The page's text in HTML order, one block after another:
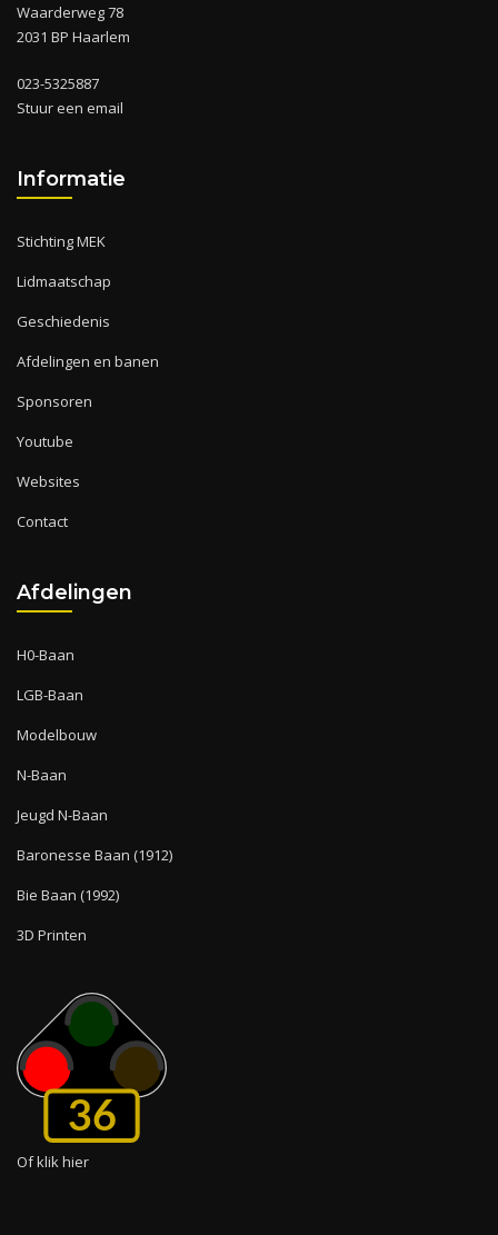
Waarderweg 78
2031 BP Haarlem
023-5325887
Stuur een email
Informatie
Stichting MEK
Lidmaatschap
Geschiedenis
Afdelingen en banen
Sponsoren
Youtube
Websites
Contact
Afdelingen
H0-Baan
LGB-Baan
Modelbouw
N-Baan
Jeugd N-Baan
Baronesse Baan (1912)
Bie Baan (1992)
3D Printen
36
Of klik hier